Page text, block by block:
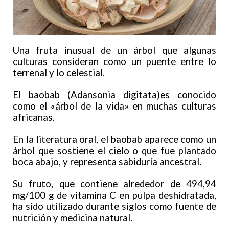
Una fruta inusual de un árbol que algunas
culturas consideran como un puente entre lo
terrenal y lo celestial.
El baobab (Adansonia digitata)es conocido
como el «árbol de la vida» en muchas culturas
africanas.
En la literatura oral, el baobab aparece como un
árbol que sostiene el cielo o que fue plantado
boca abajo, y representa sabiduría ancestral.
Su fruto, que contiene alrededor de 494,94
mg/100 g de vitamina C en pulpa deshidratada,
ha sido utilizado durante siglos como fuente de
nutrición y medicina natural.